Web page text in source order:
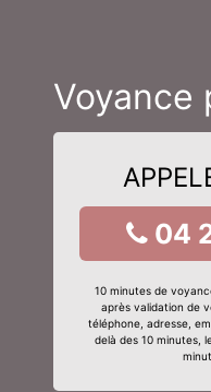
Voyance
04
10 minutes de
après validation de
téléphone, adresse,
delà des 10 minutes,